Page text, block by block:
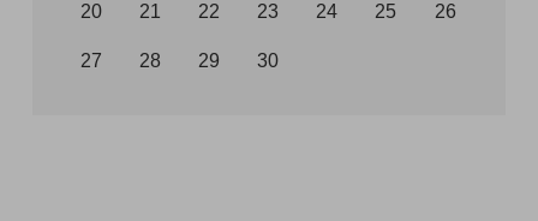
20 21 22 23 24 25 26
27 28 29 30